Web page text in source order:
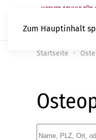
Zum Hauptinhalt
Startseite